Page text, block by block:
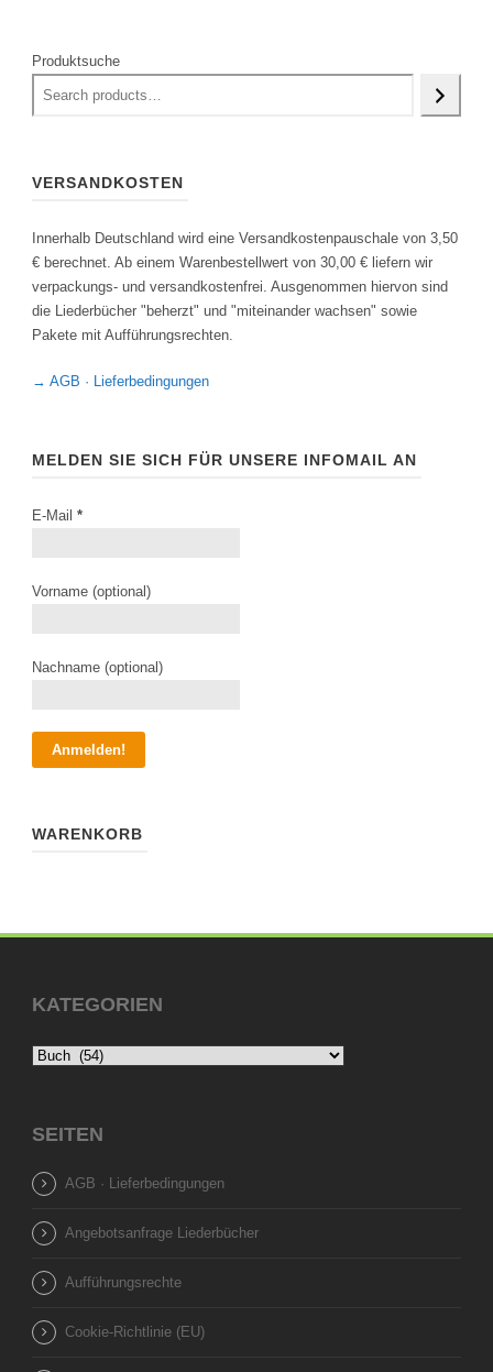
Produktsuche
VERSANDKOSTEN
Innerhalb Deutschland wird eine Versandkostenpauschale von 3,50
€ berechnet. Ab einem Warenbestellwert von 30,00 € liefern wir
verpackungs- und versandkostenfrei. Ausgenommen hiervon sind
die Liederbücher "beherzt" und "miteinander wachsen" sowie
Pakete mit Aufführungsrechten.
→ AGB · Lieferbedingungen
MELDEN SIE SICH FÜR UNSERE INFOMAIL AN
E-Mail *
Vorname (optional)
Nachname (optional)
WARENKORB
KATEGORIEN
SEITEN
AGB · Lieferbedingungen
Angebotsanfrage Liederbücher
Aufführungsrechte
Cookie-Richtlinie (EU)